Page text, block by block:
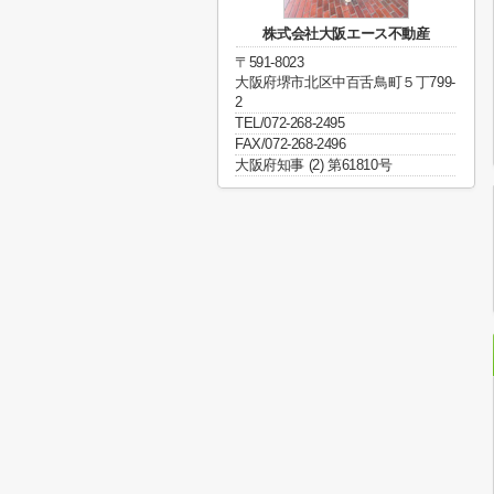
株式会社大阪エース不動産
〒591-8023
大阪府堺市北区中百舌鳥町５丁799-
2
TEL/072-268-2495
FAX/072-268-2496
大阪府知事 (2) 第61810号